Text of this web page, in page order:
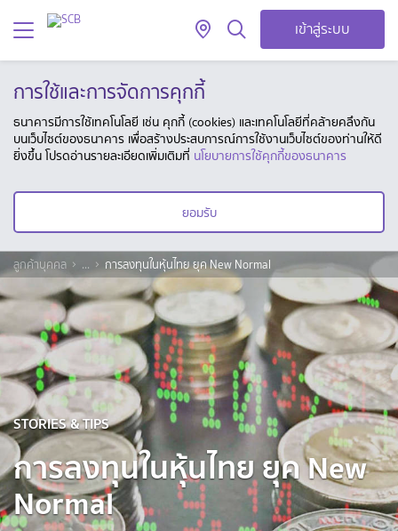
เข้าสู่ระบบ
การใช้และการจัดการคุกกี้
ธนาคารมีการใช้เทคโนโลยี เช่น คุกกี้ (cookies) และเทคโนโลยีที่คล้ายคลึงกัน
บนเว็บไซต์ของธนาคาร เพื่อสร้างประสบการณ์การใช้งานเว็บไซต์ของท่านให้ดี
ยิ่งขึ้น โปรดอ่านรายละเอียดเพิ่มเติมที่ นโยบายการใช้คุกกี้ของธนาคาร
ยอมรับ
ลูกค้าบุคคล ... การลงทุนในหุ้นไทย ยุค New Normal
STORIES & TIPS
การลงทุนในหุ้นไทย ยุค New
Normal